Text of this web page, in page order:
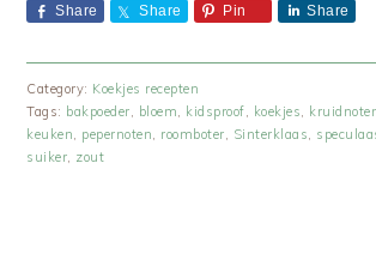
Share Share Pin Share
Category: Koekjes recepten
Tags: bakpoeder, bloem, kidsproof, koekjes,
keuken, pepernoten, roomboter, Sinterklaas,
suiker, zout